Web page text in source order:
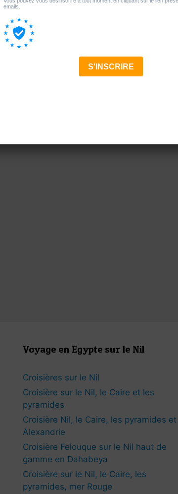
Voyage en Egypte sur le Nil
Croisières sur le Nil
Croisière sur le Nil, le Caire et les
pyramides
Croisière Nil, le Caire, les pyramides et
Alexandrie
Croisière Felouque sur le Nil haut de
gamme en Dahabeya
Croisière sur le Nil, le Caire, les
pyramides, mer Rouge